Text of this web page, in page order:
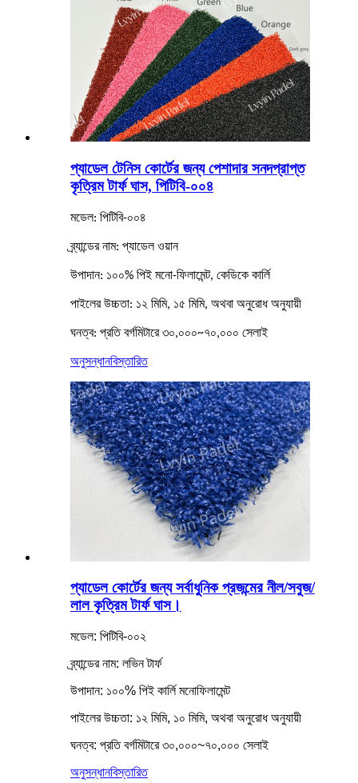
প্যাডেল টেনিস কোর্টের জন্য পেশাদার সনদপ্রাপ্ত
কৃত্রিম টার্ফ ঘাস, পিটিবি-০০৪
মডেল: পিটিবি-০০৪
ব্র্যান্ডের নাম: প্যাডেল ওয়ান
উপাদান: ১০০% পিই মনো-ফিলামেন্ট, কেডিকে কার্লি
পাইলের উচ্চতা: ১২ মিমি, ১৫ মিমি, অথবা অনুরোধ অনুযায়ী
ঘনত্ব: প্রতি বর্গমিটারে ৩০,০০০~৭০,০০০ সেলাই
অনুসন্ধানবিস্তারিত
প্যাডেল কোর্টের জন্য সর্বাধুনিক প্রজন্মের নীল/সবুজ/
লাল কৃত্রিম টার্ফ ঘাস।
মডেল: পিটিবি-০০২
ব্র্যান্ডের নাম: লভিন টার্ফ
উপাদান: ১০০% পিই কার্লি মনোফিলামেন্ট
পাইলের উচ্চতা: ১২ মিমি, ১০ মিমি, অথবা অনুরোধ অনুযায়ী
ঘনত্ব: প্রতি বর্গমিটারে ৩০,০০০~৭০,০০০ সেলাই
অনুসন্ধানবিস্তারিত